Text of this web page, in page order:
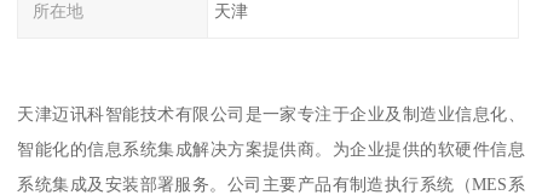
所在地 天津
天津迈讯科智能技术有限公司是一家专注于企业及制造业信息化、
智能化的信息系统集成解决方案提供商。为企业提供的软硬件信息
系统集成及安装部署服务。公司主要产品有制造执行系统（MES系